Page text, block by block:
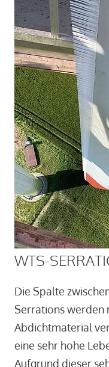
WTS-
Die Spalte
Serrations werden
Abdichtmaterial
eine sehr hohe
Aufgrund dieser